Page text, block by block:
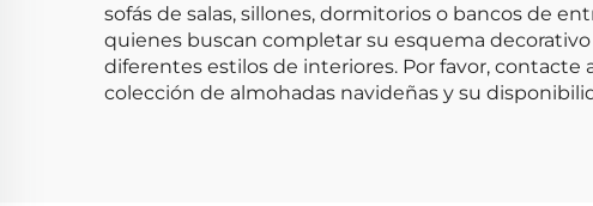
sofás de salas, sillones, dormitorios o bancos de
quienes buscan completar su esquema
diferentes estilos de interiores. Por favor,
colección de almohadas navideñas y su